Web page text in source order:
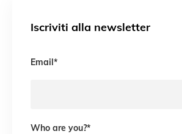
Iscriviti alla newsletter
Email*
Who are you?*